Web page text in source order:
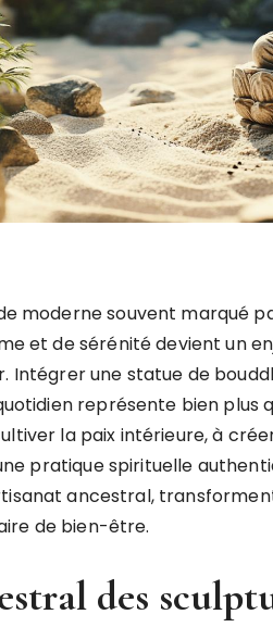
moderne souvent marqué
et de sérénité devient un
Intégrer une statue de
représente bien plus
la paix intérieure, à
pratique spirituelle
ancestral,
de bien-être.
des